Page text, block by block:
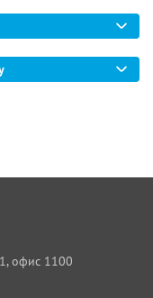
офис 1100